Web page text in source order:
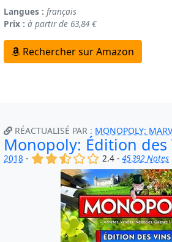
Langues : français
Prix : à partir de 63,84 €
Rechercher sur Amazon
RÉACTUALISÉ PAR : MONOPOLY:
Monopoly: Édition des
2018 - (x) (x) (,) () ()
2.4 -45 392 Notes